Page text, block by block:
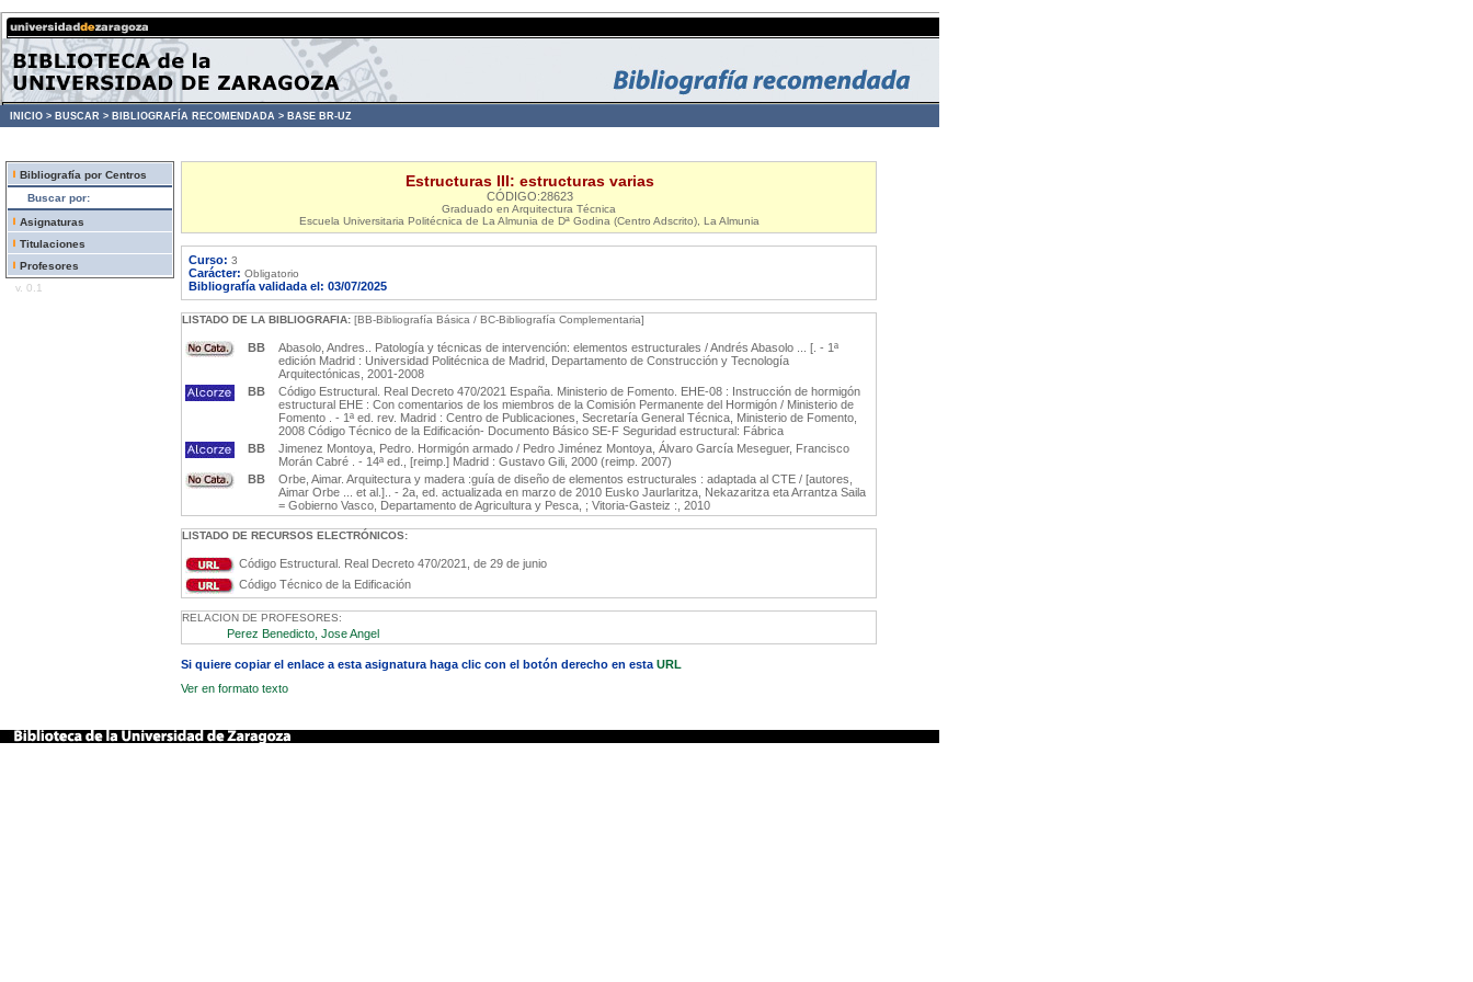
INICIO > BUSCAR > BIBLIOGRAFÍA RECOMENDADA > BASE BR-UZ
Bibliografía por Centros
Buscar por:
Asignaturas
Titulaciones
Profesores
v. 0.1
Estructuras III: estructuras varias
CÓDIGO:28623
Graduado en Arquitectura Técnica
Escuela Universitaria Politécnica de La Almunia de Dª Godina (Centro Adscrito), La Almunia
Curso: 3
Carácter: Obligatorio
Bibliografía validada el: 03/07/2025
LISTADO DE LA BIBLIOGRAFIA: [BB-Bibliografía Básica / BC-Bibliografía Complementaria]
BB
Abasolo, Andres.. Patología y técnicas de intervención: elementos estructurales / Andrés Abasolo ... [. - 1ª
edición Madrid : Universidad Politécnica de Madrid, Departamento de Construcción y Tecnología
Arquitectónicas, 2001-2008
BB
Código Estructural. Real Decreto 470/2021 España. Ministerio de Fomento. EHE-08 : Instrucción de hormigón
estructural EHE : Con comentarios de los miembros de la Comisión Permanente del Hormigón / Ministerio de
Fomento . - 1ª ed. rev. Madrid : Centro de Publicaciones, Secretaría General Técnica, Ministerio de Fomento,
2008 Código Técnico de la Edificación- Documento Básico SE-F Seguridad estructural: Fábrica
BB
Jimenez Montoya, Pedro. Hormigón armado / Pedro Jiménez Montoya, Álvaro García Meseguer, Francisco
Morán Cabré . - 14ª ed., [reimp.] Madrid : Gustavo Gili, 2000 (reimp. 2007)
BB
Orbe, Aimar. Arquitectura y madera :guía de diseño de elementos estructurales : adaptada al CTE / [autores,
Aimar Orbe ... et al.].. - 2a, ed. actualizada en marzo de 2010 Eusko Jaurlaritza, Nekazaritza eta Arrantza Saila
= Gobierno Vasco, Departamento de Agricultura y Pesca, ; Vitoria-Gasteiz :, 2010
LISTADO DE RECURSOS ELECTRÓNICOS:
Código Estructural. Real Decreto 470/2021, de 29 de junio
Código Técnico de la Edificación
RELACION DE PROFESORES:
Perez Benedicto, Jose Angel
Si quiere copiar el enlace a esta asignatura haga clic con el botón derecho en esta URL
Ver en formato texto